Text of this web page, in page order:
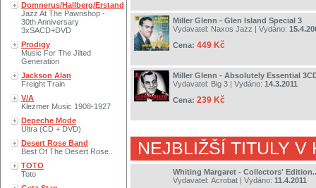
Domnerus/Hallberg/Erstand
Jazz At The Pawnshop -
30th Anniversary
3xSACD+DVD
Prodigy
Music For The Jilted
Generation
Jackson Alan
Freight Train
V/A
Klezmer Music 1908-1927
Depeche Mode
Ultra (CD + DVD)
Desert Rose Band
Best Of The Desert Rose..
TOTO
Toto
Miller Glenn - Glen Island Special 3
Vydavatel: Naxos Jazz | Vydáno:
Cena: 449 Kč
Miller Glenn - Absolutely Essential
Vydavatel: Big 3 | Vydáno: 14.3.2011
Cena: 239 Kč
NEJBLIŽŠÍ TITULY V
Whiting Margaret - Collectors' Edition..
Vydavatel: Acrobat | Vydáno: 11.4.2011